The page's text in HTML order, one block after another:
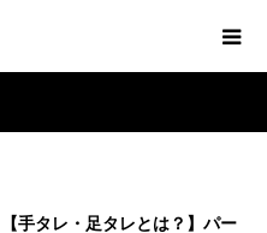
【手タレ・足タレとは？】パー